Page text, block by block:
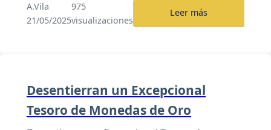
A.Vila
21/05/2025
975
visualizaciones
Leer más
Desentierran un Excepcional
Tesoro de Monedas de Oro